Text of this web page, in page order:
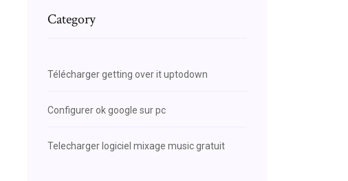
Category
Télécharger getting over it uptodown
Configurer ok google sur pc
Telecharger logiciel mixage music gratuit